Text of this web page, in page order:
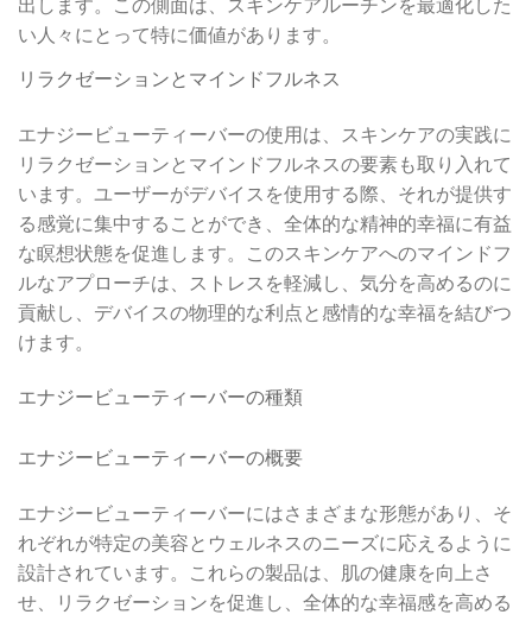
出します。この側面は、スキンケアルーチンを最適化した
い人々にとって特に価値があります。
リラクゼーションとマインドフルネス
エナジービューティーバーの使用は、スキンケアの実践に
リラクゼーションとマインドフルネスの要素も取り入れて
います。ユーザーがデバイスを使用する際、それが提供す
る感覚に集中することができ、全体的な精神的幸福に有益
な瞑想状態を促進します。このスキンケアへのマインドフ
ルなアプローチは、ストレスを軽減し、気分を高めるのに
貢献し、デバイスの物理的な利点と感情的な幸福を結びつ
けます。
エナジービューティーバーの種類
エナジービューティーバーの概要
エナジービューティーバーにはさまざまな形態があり、そ
れぞれが特定の美容とウェルネスのニーズに応えるように
設計されています。これらの製品は、肌の健康を向上さ
せ、リラクゼーションを促進し、全体的な幸福感を高める